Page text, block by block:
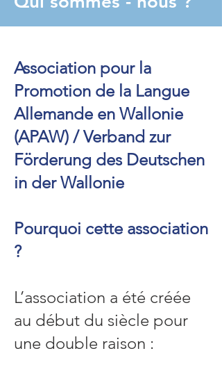
Association pour la
Promotion de la Langue
Allemande en Wallonie
(APAW) / Verband zur
Förderung des Deutschen
in der Wallonie
Pourquoi cette association
?
L’association a été créée
au début du siècle pour
une double raison :